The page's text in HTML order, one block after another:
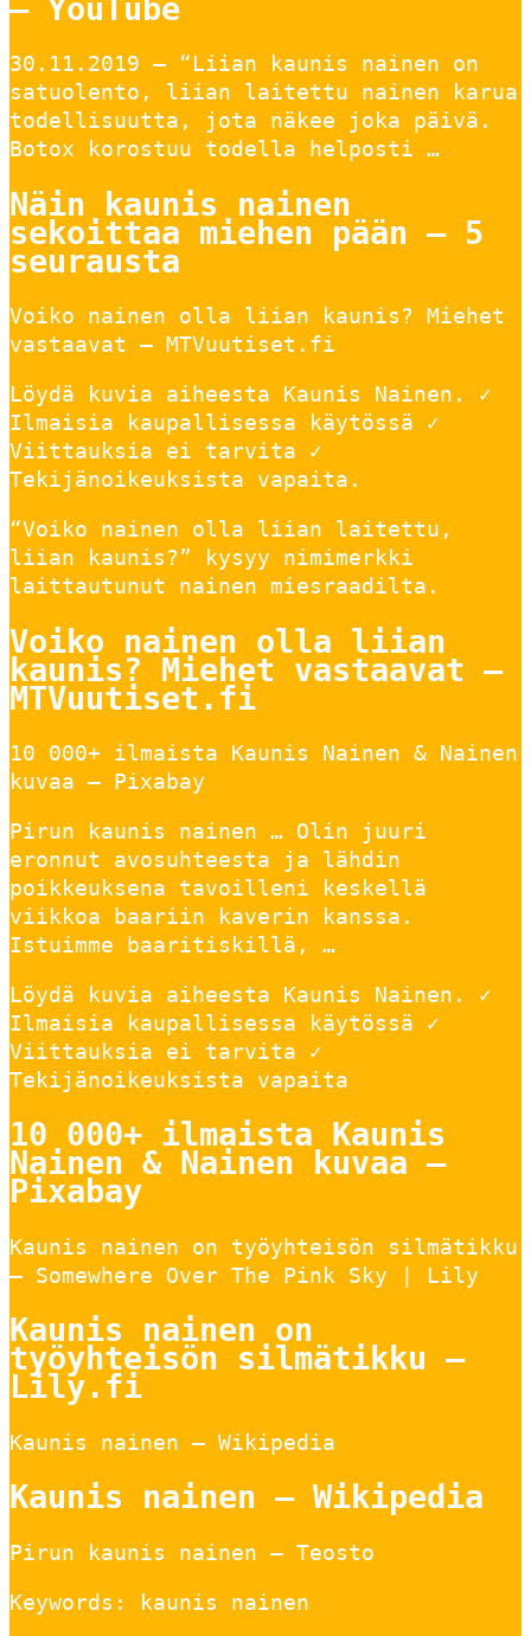
– YouTube
30.11.2019 — “Liian kaunis nainen on
satuolento, liian laitettu nainen karua
todellisuutta, jota näkee joka päivä.
Botox korostuu todella helposti …
Näin kaunis nainen
sekoittaa miehen pään – 5
seurausta
Voiko nainen olla liian kaunis? Miehet
vastaavat – MTVuutiset.fi
Löydä kuvia aiheesta Kaunis Nainen. ✓
Ilmaisia kaupallisessa käytössä ✓
Viittauksia ei tarvita ✓
Tekijänoikeuksista vapaita.
“Voiko nainen olla liian laitettu,
liian kaunis?” kysyy nimimerkki
laittautunut nainen miesraadilta.
Voiko nainen olla liian
kaunis? Miehet vastaavat –
MTVuutiset.fi
10 000+ ilmaista Kaunis Nainen & Nainen
kuvaa – Pixabay
Pirun kaunis nainen … Olin juuri
eronnut avosuhteesta ja lähdin
poikkeuksena tavoilleni keskellä
viikkoa baariin kaverin kanssa.
Istuimme baaritiskillä, …
Löydä kuvia aiheesta Kaunis Nainen. ✓
Ilmaisia kaupallisessa käytössä ✓
Viittauksia ei tarvita ✓
Tekijänoikeuksista vapaita
10 000+ ilmaista Kaunis
Nainen & Nainen kuvaa –
Pixabay
Kaunis nainen on työyhteisön silmätikku
– Somewhere Over The Pink Sky | Lily
Kaunis nainen on
työyhteisön silmätikku –
Lily.fi
Kaunis nainen – Wikipedia
Kaunis nainen – Wikipedia
Pirun kaunis nainen – Teosto
Keywords: kaunis nainen